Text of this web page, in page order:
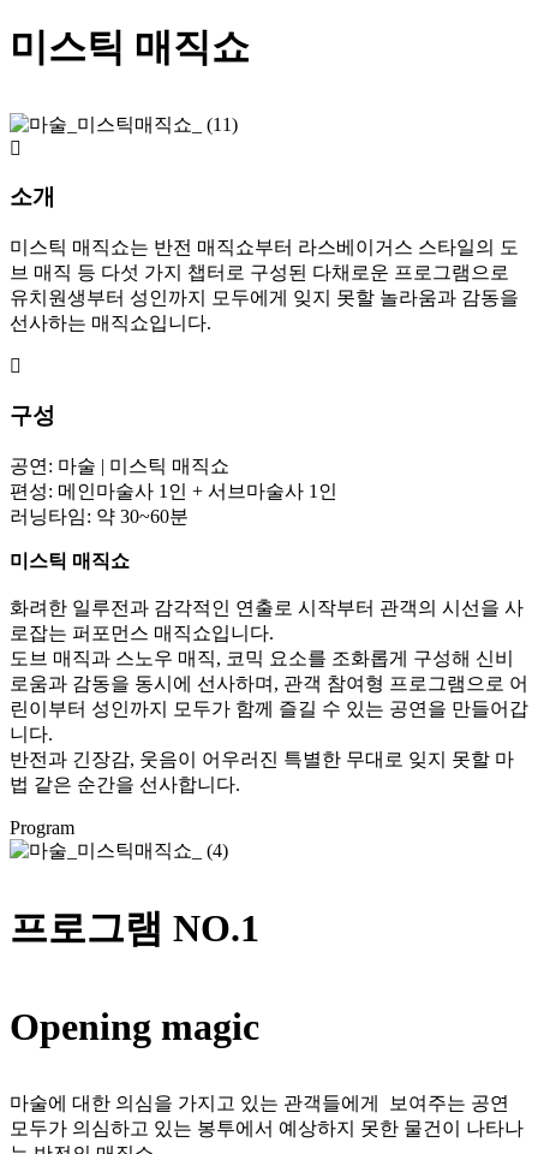
미스틱 매직쇼
소개
미스틱 매직쇼는 반전 매직쇼부터 라스베이거스 스타일의 도
브 매직 등 다섯 가지 챕터로 구성된 다채로운 프로그램으로
유치원생부터 성인까지 모두에게 잊지 못할 놀라움과 감동을
선사하는 매직쇼입니다.
구성
공연: 마술 | 미스틱 매직쇼
편성: 메인마술사 1인 + 서브마술사 1인
러닝타임: 약 30~60분
미스틱 매직쇼
화려한 일루전과 감각적인 연출로 시작부터 관객의 시선을 사
로잡는 퍼포먼스 매직쇼입니다.
도브 매직과 스노우 매직, 코믹 요소를 조화롭게 구성해 신비
로움과 감동을 동시에 선사하며, 관객 참여형 프로그램으로 어
린이부터 성인까지 모두가 함께 즐길 수 있는 공연을 만들어갑
니다.
반전과 긴장감, 웃음이 어우러진 특별한 무대로 잊지 못할 마
법 같은 순간을 선사합니다.
Program
프로그램 NO.1
Opening magic
마술에 대한 의심을 가지고 있는 관객들에게 보여주는 공연
모두가 의심하고 있는 봉투에서 예상하지 못한 물건이 나타나